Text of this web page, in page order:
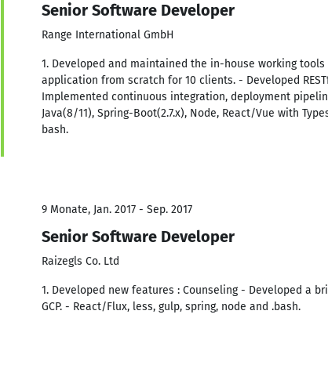
Senior Software Developer
Range International GmbH
1. Developed and maintained the in-house working
application from scratch for 10 clients. - Developed
Implemented continuous integration, deployment
Java(8/11), Spring-Boot(2.7.x), Node, React/Vue with
bash.
9 Monate, Jan. 2017 - Sep. 2017
Senior Software Developer
Raizegls Co. Ltd
1. Developed new features : Counseling - Developed a
GCP. - React/Flux, less, gulp, spring, node and .bash.